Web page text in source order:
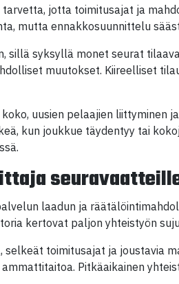
jotta toimitusajat ja
mutta ennakkosuunnittelu
sillä syksyllä monet seurat
muutokset. Kiireelliset
uusien pelaajien liittyminen
kun joukkue täydentyy tai
laadun ja
kertovat paljon yhteistyön
toimitusajat ja joustavia
Pitkäaikainen